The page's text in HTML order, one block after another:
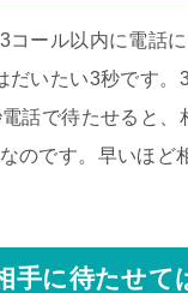
コール以内に電話
だいたい3秒です
話で待たせると
のです。早いほど
手に待たせて